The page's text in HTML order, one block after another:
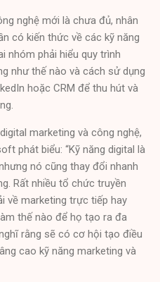
nghệ mới là chưa đủ, nhân
có kiến ​​thức về các kỹ năng
nhóm phải hiểu quy trình
như thế nào và cách sử dụng
hoặc CRM để thu hút và
marketing và công nghệ,
phát biểu: “Kỹ năng digital là
nó cũng thay đổi nhanh
Rất nhiều tổ chức truyền
về marketing trực tiếp hay
thế nào để họ tạo ra đa
rằng sẽ có cơ hội tạo điều
cao kỹ năng marketing và